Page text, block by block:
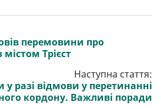
перемовини про
Трієст
Наступна стаття:
разі відмови у перетинанні
кордону. Важливі поради